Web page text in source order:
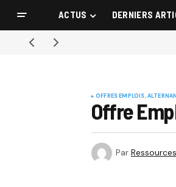
ACTUS DERNIERS
OFFRES EMPLOIS,
Offre
Par